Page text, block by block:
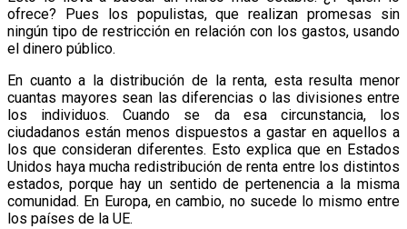
ofrece? Pues los populistas, que realizan promesas sin
ningún tipo de restricción en relación con los gastos, usando
el dinero público.
En cuanto a la distribución de la renta, esta resulta menor
cuantas mayores sean las diferencias o las divisiones entre
los individuos. Cuando se da esa circunstancia, los
ciudadanos están menos dispuestos a gastar en aquellos a
los que consideran diferentes. Esto explica que en Estados
Unidos haya mucha redistribución de renta entre los distintos
estados, porque hay un sentido de pertenencia a la misma
comunidad. En Europa, en cambio, no sucede lo mismo entre
los países de la UE.